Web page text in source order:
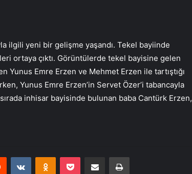
ilgili yeni bir gelişme yaşandı. Tekel bayiinde
ortaya çıktı. Görüntülerde tekel bayisine gelen
Yunus Emre Erzen ve Mehmet Erzen ile tartıştığı
Yunus Emre Erzen’in Servet Özer’i tabancayla
inhisar bayisinde bulunan baba Cantürk Erzen,
Reddit VKontakteOdnoklassniki
Pocket E-Posta ile paylaş Yazdır